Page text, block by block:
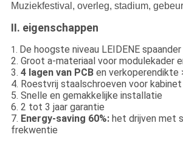
Muziekfestival, overleg, stadium,
II. eigenschappen
1. De hoogste niveau LEIDENE spaander
2. Groot a-materiaal voor modulekader
3. 4 lagen van PCBen verkoperendikte
4. Roestvrij staalschroeven voor
5. Snelle en gemakkelijke installatie
6. 2 tot 3 jaar garantie
7. Energy-saving 60%:het drijven met
frekwentie